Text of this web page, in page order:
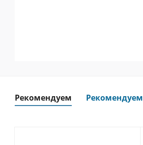
Рекомендуем Рекомендуем